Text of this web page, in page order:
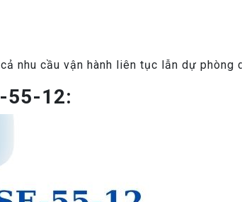
nhu cầu vận hành liên tục lẫn dự phòng
55-12: